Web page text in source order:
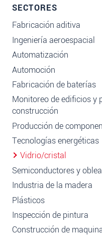
SECTORES
Fabricación aditiva
Ingeniería aeroespacial
Automatización
Automoción
Fabricación de baterías
Monitoreo de edificios y
construcción
Producción de
Tecnologías energéticas
Vidrio/cristal
Semiconductores y
Industria de la madera
Plásticos
Inspección de pintura
Construcción de